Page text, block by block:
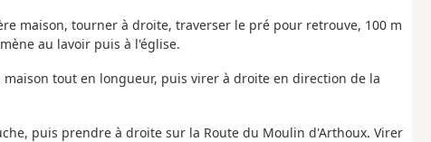
maison, tourner à droite, traverser le pré pour retrouve, 100 m
au lavoir puis à l'église.
tout en longueur, puis virer à droite en direction de la
puis prendre à droite sur la Route du Moulin d'Arthoux. Virer